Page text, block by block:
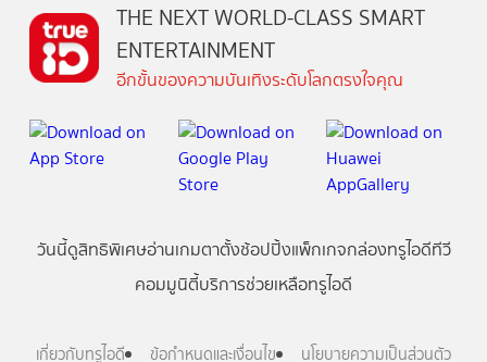
THE NEXT WORLD-CLASS SMART
ENTERTAINMENT
อีกขั้นของความบันเทิงระดับโลกตรงใจคุณ
วันนี้ดูสิทธิพิเศษอ่านเกมตาตั้งช้อปปิ้งแพ็กเกจกล่องทรูไอดีทีวี
คอมมูนิตี้บริการช่วยเหลือทรูไอดี
เกี่ยวกับทรูไอดี ข้อกำหนดและเงื่อนไข นโยบายความเป็นส่วนตัว